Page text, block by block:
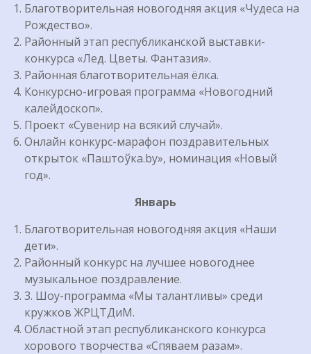
Благотворительная новогодняя акция «Чудеса на
Рождество».
Районный этап республиканской выставки-
конкурса «Лед. Цветы. Фантазия».
Районная благотворительная ёлка.
Конкурсно-игровая программа «Новогодний
калейдоскоп».
Проект «Сувенир на всякий случай».
Онлайн конкурс-марафон поздравительных
открыток «Паштоўка.by», номинация «Новый
год».
Январь
Благотворительная новогодняя акция «Наши
дети».
Районный конкурс на лучшее новогоднее
музыкальное поздравление.
3. Шоу-программа «Мы талантливы» среди
кружков ЖРЦТДиМ.
Областной этап республиканского конкурса
хорового творчества «Спяваем разам».